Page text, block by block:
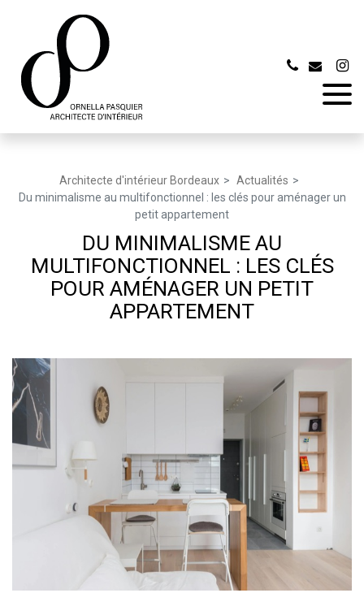
Architecte d'intérieur Bordeaux
Actualités
Du minimalisme au multifonctionnel : les clés pour aménager un
petit appartement
DU MINIMALISME AU
MULTIFONCTIONNEL : LES CLÉS
POUR AMÉNAGER UN PETIT
APPARTEMENT